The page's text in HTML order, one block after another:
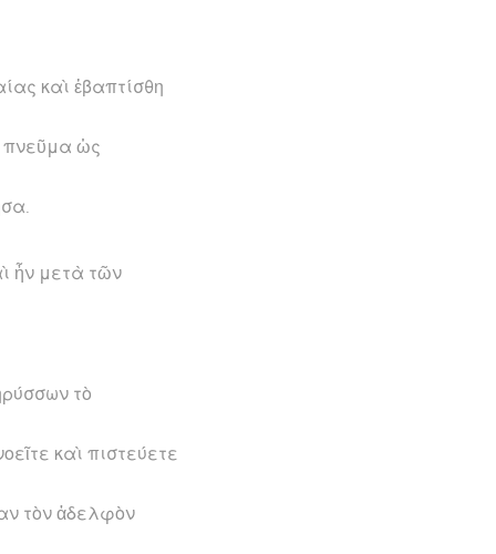
καὶ ἐβαπτίσθη
πνεῦμα ὡς
ἦν μετὰ τῶν
τὸ
καὶ πιστεύετε
τὸν ἀδελφὸν